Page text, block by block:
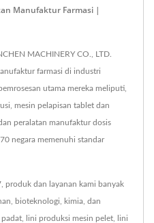
Manufaktur Farmasi |
MACHINERY CO., LTD.
farmasi di industri
utama mereka meliputi,
mesin pelapisan tablet dan
peralatan manufaktur dosis
negara memenuhi standar
produk dan layanan kami banyak
bioteknologi, kimia, dan
lini produksi mesin pelet, lini